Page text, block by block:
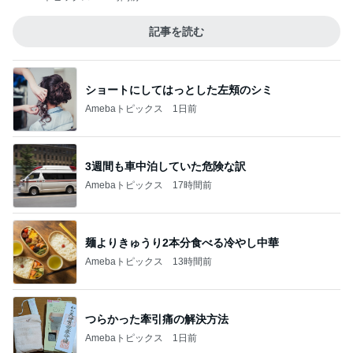
記事を読む
ショートにしてはっとした左頬のシミ
Amebaトピックス 1日前
3週間も車中泊していた危険な訳
Amebaトピックス 17時間前
麺よりきゅうり2本分食べる冷やし中華
Amebaトピックス 13時間前
つらかった牽引痛の解決方法
Amebaトピックス 1日前